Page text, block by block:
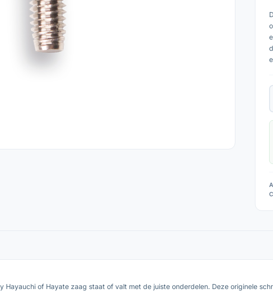
Hayauchi of Hayate zaag staat of valt met de juiste onderdelen. Deze originele